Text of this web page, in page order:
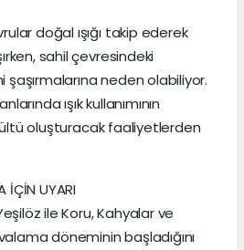
doğal ışığı takip ederek
sahil çevresindeki
şaşırmalarına neden olabiliyor.
ışık kullanımının
oluşturacak faaliyetlerden
İÇİN UYARI
ile Koru, Kahyalar ve
döneminin başladığını